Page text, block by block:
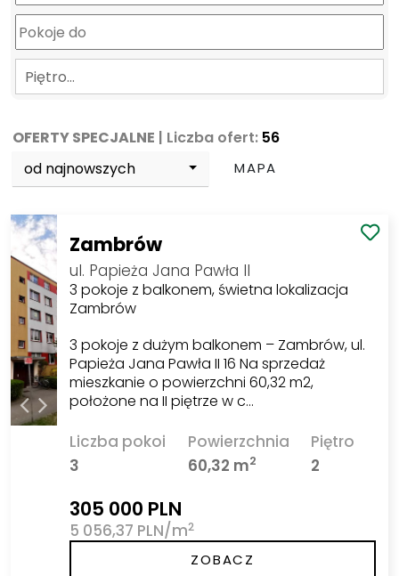
Piętro…
OFERTY SPECJALNE | Liczba ofert: 56
od najnowszych
MAPA
Zambrów
ul. Papieża Jana Pawła II
3 pokoje z balkonem, świetna lokalizacja
Zambrów
3 pokoje z dużym balkonem – Zambrów, ul.
Papieża Jana Pawła II 16 Na sprzedaż
mieszkanie o powierzchni 60,32 m2,
położone na II piętrze w c…
Liczba pokoi
3
Powierzchnia
60,32 m2
Piętro
2
305 000 PLN
5 056,37 PLN/m2
ZOBACZ